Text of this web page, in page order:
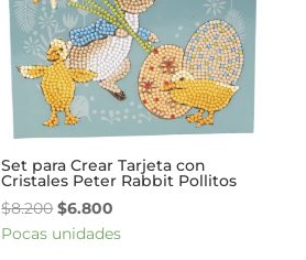
Set para Crear Tarjeta con
Cristales Peter Rabbit Pollitos
$8.200 El
precio
$6.800
precio
Pocas unidades